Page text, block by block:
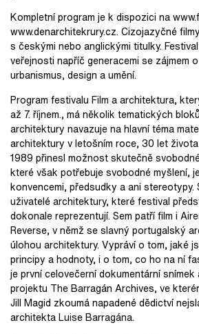
Kompletní program je k dispozici na
www.denarchitekrury.cz. Cizojazyčné
s českými nebo anglickými titulky.
veřejnosti napříč generacemi se zájmem
urbanismus, design a umění.
Program festivalu Film a architektura,
až 7. říjnem., má několik tematických
architektury navazuje na hlavní téma
architektury v letošním roce, 30 let
1989 přinesl možnost skutečně
které však potřebuje svobodné myšlení,
konvencemi, předsudky a ani stereotypy.
uživatelé architektury, které festival
dokonale reprezentují. Sem patří film i
Reverse, v němž se slavný portugalský
úlohou architektury. Vypráví o tom, jaké
principy a hodnoty, i o tom, co ho na ní
je první celovečerní dokumentární
projektu The Barragán Archives, ve
Jill Magid zkoumá napadené dědictví
architekta Luise Barragána.